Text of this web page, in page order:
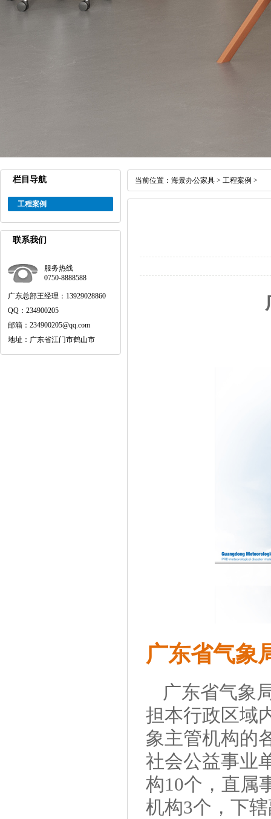
栏目导航
工程案例
联系我们
服务热线
0750-8888588
广东总部王经理：13929028860
QQ：234900205
邮箱：234900205@qq.com
地址：广东省江门市鹤山市
当前位置： 海景办公家具 > 工程案例 >
广东省气象
广东省气象
担本行政区域
象主管机构的
社会公益事业
构10个，直属
机构3个，下